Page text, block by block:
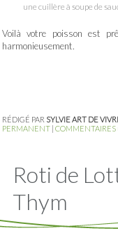
une cuillère à soupe de
Voilà votre poisson est
harmonieusement.
RÉDIGÉ PAR SYLVIE ART DE
PERMANENT | COMMENTAIRES
Roti de
Thym